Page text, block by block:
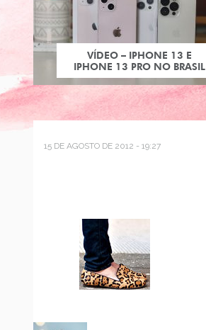
VÍDEO – IPHONE 13 E
IPHONE 13 PRO NO BRASIL
15 DE AGOSTO DE 2012 - 19:27